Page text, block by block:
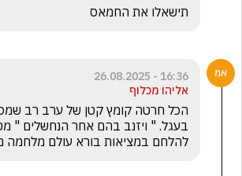
תישאלו את החמאס
16:36 - 26.08.2025
אליהו מכלוף
להלחם במציאות בורא עולם מלחמה